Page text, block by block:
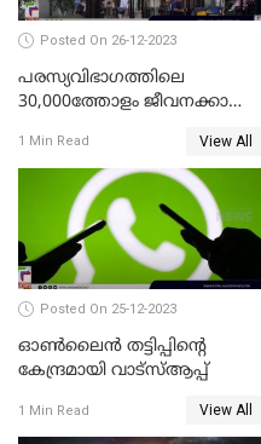
Posted On 26-12-2023
പരസ്യവിഭാഗത്തിലെ
30,000ത്തോളം ജീവനക്കാരെ
ഗൂഗിള്‍
1 Min Read View All
Posted On 25-12-2023
ഓണ്‍ലൈന്‍ തട്ടിപ്പിന്റെ
കേന്ദ്രമായി വാട്സ്ആപ്പ്
1 Min Read View All